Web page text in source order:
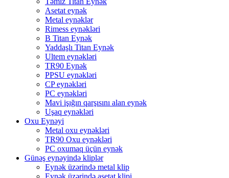
Asetat eynək
Metal eynəklər
Rimess eynəkləri
B Titan Eynək
Yaddaşlı Titan Eynək
Ultem eynəkləri
TR90 Eynək
PPSU eynəkləri
CP eynəkləri
PC eynəkləri
Mavi işığın qarşısını alan eynək
Uşaq eynəkləri
Oxu Eynəyi
Metal oxu eynəkləri
TR90 Oxu eynəkləri
PC oxumaq üçün eynək
Günəş eynəyində kliplər
Eynək üzərində metal klip